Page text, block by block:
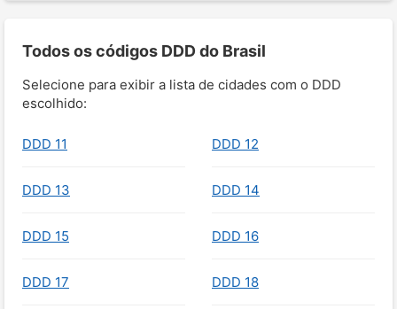
Todos os códigos DDD do Brasil
Selecione para exibir a lista de cidades com o DDD
escolhido:
DDD 11 DDD 12
DDD 13 DDD 14
DDD 15 DDD 16
DDD 17 DDD 18